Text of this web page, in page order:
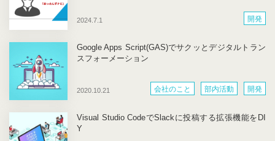
2024.7.1 開発
2020.10.21
Google Apps Script(GAS)でサクッとデジタルトラン
スフォーメーション
会社のこと 部内活動 開発
Visual Studio CodeでSlackに投稿する拡張機能をDI
Y